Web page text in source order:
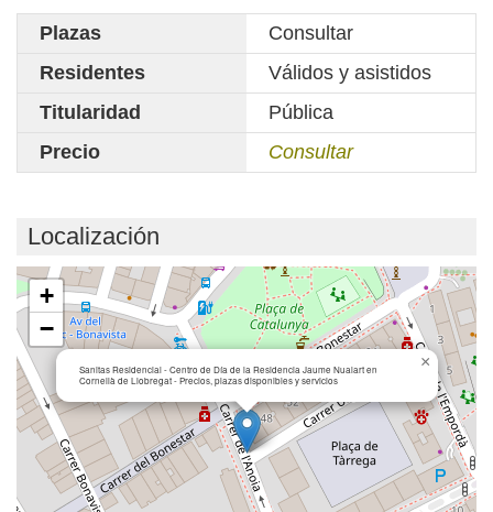
Plazas
Consultar
Residentes
Válidos y asistidos
Titularidad
Pública
Precio
Consultar
Localización
Cargando mapa...
Sanitas Residencial - Centro de Día de la Residencia Jaume Nualart en
Cornellà de Llobregat - Precios, plazas disponibles y servicios
×
+
−